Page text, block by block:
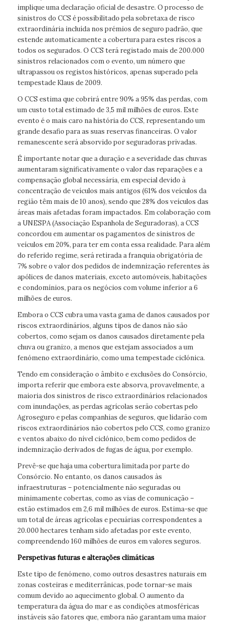
implique uma declaração oficial de desastre. O processo de
sinistros do CCS é possibilitado pela sobretaxa de risco
extraordinária incluída nos prémios de seguro padrão, que
estende automaticamente a cobertura para estes riscos a
todos os segurados. O CCS terá registado mais de 200.000
sinistros relacionados com o evento, um número que
ultrapassou os registos históricos, apenas superado pela
tempestade Klaus de 2009.
O CCS estima que cobrirá entre 90% a 95% das perdas, com
um custo total estimado de 3,5 mil milhões de euros. Este
evento é o mais caro na história do CCS, representando um
grande desafio para as suas reservas financeiras. O valor
remanescente será absorvido por seguradoras privadas.
É importante notar que a duração e a severidade das chuvas
aumentaram significativamente o valor das reparações e a
compensação global necessária, em especial devido à
concentração de veículos mais antigos (61% dos veículos da
região têm mais de 10 anos), sendo que 28% dos veículos das
áreas mais afetadas foram impactados. Em colaboração com
a UNESPA (Associação Espanhola de Seguradoras), a CCS
concordou em aumentar os pagamentos de sinistros de
veículos em 20%, para ter em conta essa realidade. Para além
do referido regime, será retirada a franquia obrigatória de
7% sobre o valor dos pedidos de indemnização referentes às
apólices de danos materiais, exceto automóveis, habitações
e condomínios, para os negócios com volume inferior a 6
milhões de euros.
Embora o CCS cubra uma vasta gama de danos causados por
riscos extraordinários, alguns tipos de danos não são
cobertos, como sejam os danos causados diretamente pela
chuva ou granizo, a menos que estejam associados a um
fenómeno extraordinário, como uma tempestade ciclónica.
Tendo em consideração o âmbito e exclusões do Consórcio,
importa referir que embora este absorva, provavelmente, a
maioria dos sinistros de risco extraordinários relacionados
com inundações, as perdas agrícolas serão cobertas pelo
Agroseguro e pelas companhias de seguros, que lidarão com
riscos extraordinários não cobertos pelo CCS, como granizo
e ventos abaixo do nível ciclónico, bem como pedidos de
indemnização derivados de fugas de água, por exemplo.
Prevê-se que haja uma cobertura limitada por parte do
Consórcio. No entanto, os danos causados às
infraestruturas – potencialmente não seguradas ou
minimamente cobertas, como as vias de comunicação –
estão estimados em 2,6 mil milhões de euros. Estima-se que
um total de áreas agrícolas e pecuárias correspondentes a
20.000 hectares tenham sido afetadas por este evento,
compreendendo 160 milhões de euros em valores seguros.
Perspetivas futuras e alterações climáticas
Este tipo de fenómeno, como outros desastres naturais em
zonas costeiras e mediterrânicas, pode tornar-se mais
comum devido ao aquecimento global. O aumento da
temperatura da água do mar e as condições atmosféricas
instáveis são fatores que, embora não garantam uma maior